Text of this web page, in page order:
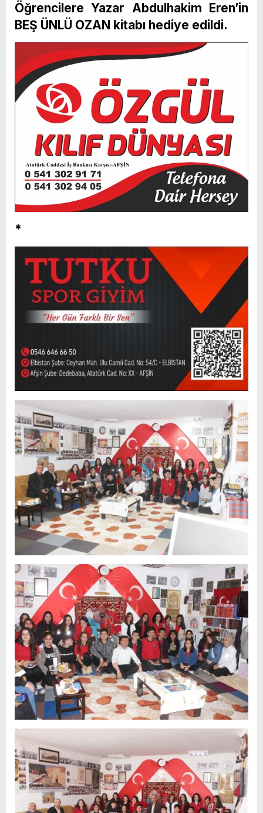
Öğrencilere Yazar Abdulhakim Eren’in
BEŞ ÜNLÜ OZAN kitabı hediye edildi.
*